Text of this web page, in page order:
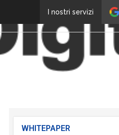
I nostri servizi
WHITEPAPER